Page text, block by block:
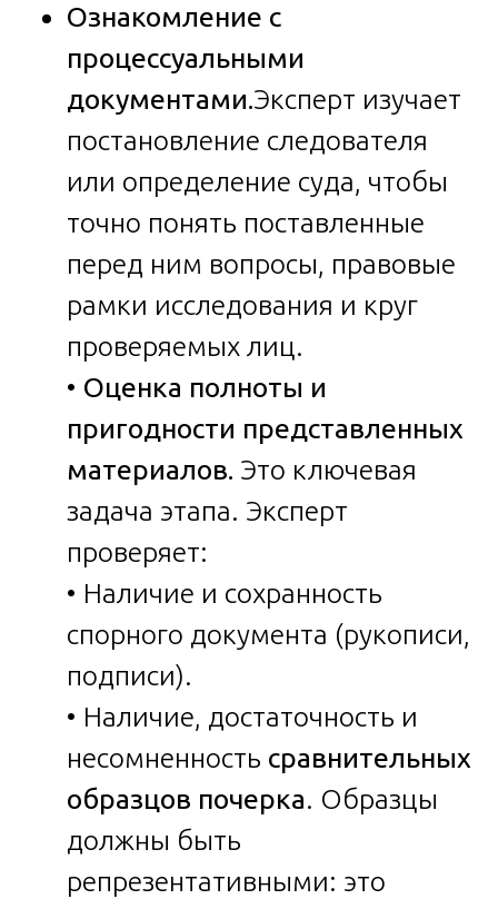
Ознакомление с
процессуальными
документами.Эксперт изучает
постановление следователя
или определение суда, чтобы
точно понять поставленные
перед ним вопросы, правовые
рамки исследования и круг
проверяемых лиц.
• Оценка полноты и
пригодности представленных
материалов. Это ключевая
задача этапа. Эксперт
проверяет:
• Наличие и сохранность
спорного документа (рукописи,
подписи).
• Наличие, достаточность и
несомненность сравнительных
образцов почерка. Образцы
должны быть
репрезентативными: это